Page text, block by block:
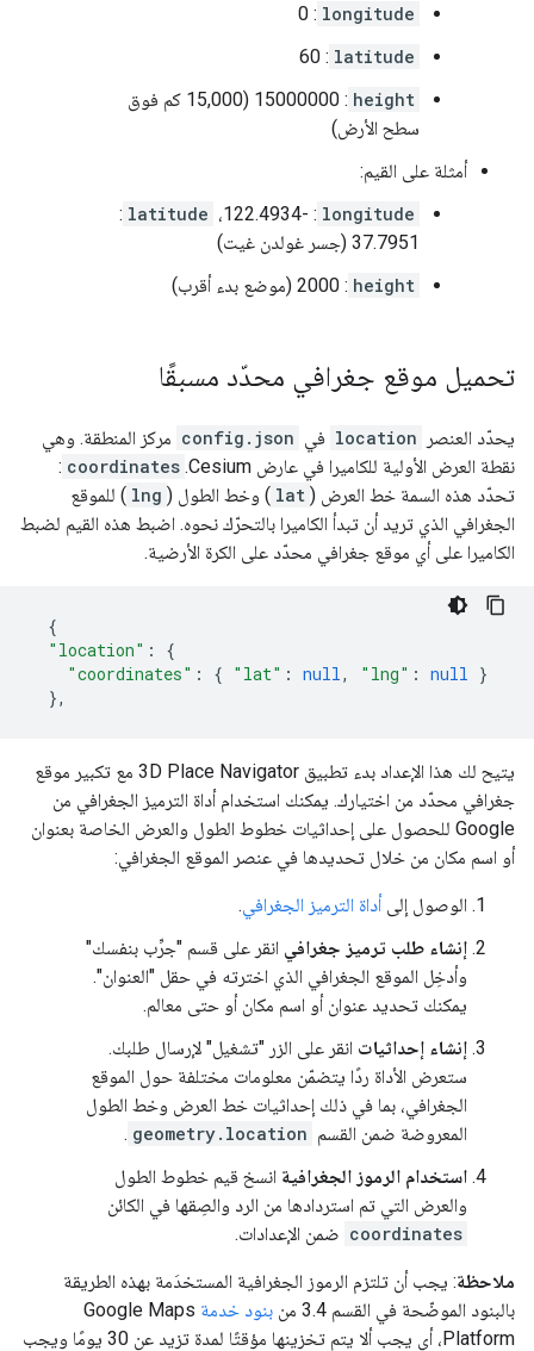
longitude
: 0
latitude
: 60
height
: 15000000 (15,000 كم فوق
سطح الأرض)
أمثلة على القيم:
longitude : -122.4934، latitude
:
37.7951 (جسر غولدن غيت)
height : 2000 (موضع بدء أقرب)
تحميل موقع جغرافي محدّد مسبقًا
يحدّد العنصر location في config.json مركز المنطقة. وهي
نقطة العرض الأولية للكاميرا في عارض Cesium.
coordinates
:
تحدّد هذه السمة خط العرض ( lat ) وخط الطول ( lng ) للموقع
الجغرافي الذي تريد أن تبدأ الكاميرا بالتحرّك نحوه. اضبط هذه القيم لضبط
الكاميرا على أي موقع جغرافي محدّد على الكرة الأرضية.
{
"location" :
{
"coordinates" : { "lat" : null, "lng" : null }
},
يتيح لك هذا الإعداد بدء تطبيق 3D Place Navigator مع تكبير موقع
جغرافي محدّد من اختيارك. يمكنك استخدام أداة الترميز الجغرافي من
Google للحصول على إحداثيات خطوط الطول والعرض الخاصة بعنوان
أو اسم مكان من خلال تحديدها في عنصر الموقع الجغرافي:
الوصول إلىأداة الترميز الجغرافي.
إنشاء طلب ترميز جغرافي انقر على قسم "جرِّب بنفسك"
وأدخِل الموقع الجغرافي الذي اخترته في حقل "العنوان".
يمكنك تحديد عنوان أو اسم مكان أو حتى معالم.
إنشاء إحداثيات انقر على الزر "تشغيل" لإرسال طلبك.
ستعرض الأداة ردًا يتضمّن معلومات مختلفة حول الموقع
الجغرافي، بما في ذلك إحداثيات خط العرض وخط الطول
المعروضة ضمن القسم geometry.location
.
استخدام الرموز الجغرافية انسخ قيم خطوط الطول
والعرض التي تم استردادها من الرد والصِقها في الكائن
coordinates ضمن الإعدادات.
ملاحظة: يجب أن تلتزم الرموز الجغرافية المستخدَمة بهذه الطريقة
بالبنود الموضّحة في القسم 3.4 من
بنود خدمة Google Maps
Platform، أي يجب ألا يتم تخزينها مؤقتًا لمدة تزيد عن 30 يومًا ويجب